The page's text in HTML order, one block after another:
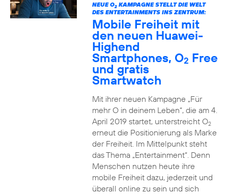
NEUE O2KAMPAGNE STELLT DIE WELT
DES ENTERTAINMENTS INS ZENTRUM:
Mobile Freiheit mit
den neuen Huawei-
Highend
Smartphones, O2 Free
und gratis
Smartwatch
Mit ihrer neuen Kampagne „Für
mehr O in deinem Leben“, die am 4.
April 2019 startet, unterstreicht O2
erneut die Positionierung als Marke
der Freiheit. Im Mittelpunkt steht
das Thema „Entertainment“. Denn
Menschen nutzen heute ihre
mobile Freiheit dazu, jederzeit und
überall online zu sein und sich